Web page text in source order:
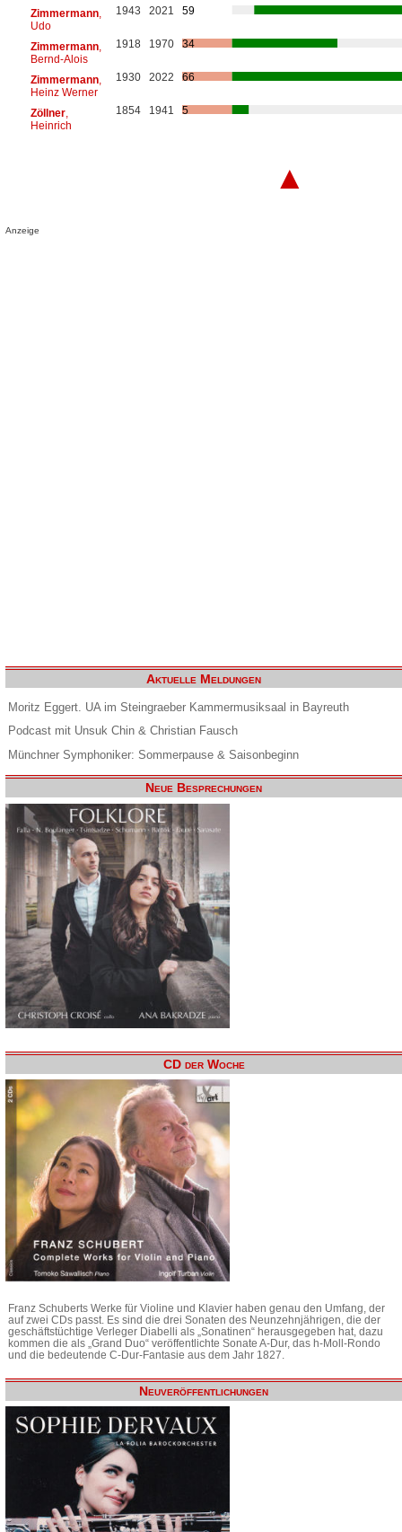
Zimmermann,
Udo
1943 2021 59
Zimmermann,
Bernd-Alois
1918 1970 34
Zimmermann,
Heinz Werner
1930 2022 66
Zöllner,
Heinrich
1854 1941 5
▲
Anzeige
Aktuelle Meldungen
Moritz Eggert. UA im Steingraeber Kammermusiksaal in Bayreuth
Podcast mit Unsuk Chin & Christian Fausch
Münchner Symphoniker: Sommerpause & Saisonbeginn
Neue Besprechungen
CD der Woche
Franz Schuberts Werke für Violine und Klavier haben genau den Umfang, der
auf zwei CDs passt. Es sind die drei Sonaten des Neunzehnjährigen, die der
geschäftstüchtige Verleger Diabelli als „Sonatinen“ herausgegeben hat, dazu
kommen die als „Grand Duo“ veröffentlichte Sonate A-Dur, das h-Moll-Rondo
und die bedeutende C-Dur-Fantasie aus dem Jahr 1827.
Neuveröffentlichungen